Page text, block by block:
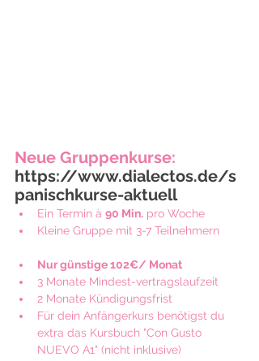
Neue Gruppenkurse:
https://www.dialectos.de/s
panischkurse-aktuell
Ein Termin à 90 Min. pro Woche
Kleine Gruppe mit 3-7 Teilnehmern
Nur günstige 102€/ Monat
3 Monate Mindest-vertragslaufzeit
2 Monate Kündigungsfrist
Für dein Anfängerkurs benötigst du
extra das Kursbuch "Con Gusto
NUEVO A1" (nicht inklusive)